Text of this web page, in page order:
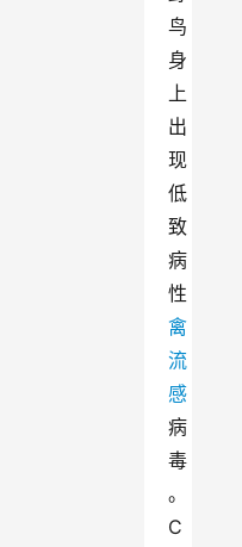
鸟
身
上
出
现
低
致
病
性
禽
流
感
病
毒
。
C